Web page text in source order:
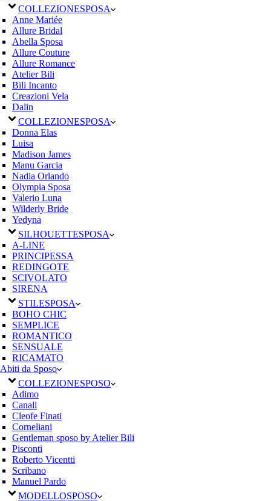
COLLEZIONESPOSA
Anne Mariée
Allure Bridal
Abella Sposa
Allure Couture
Allure Romance
Atelier Bili
Bili Incanto
Creazioni Vela
Dalin
COLLEZIONESPOSA
Donna Elas
Luisa
Madison James
Manu Garcia
Nadia Orlando
Olympia Sposa
Valerio Luna
Wilderly Bride
Yedyna
SILHOUETTESPOSA
A-LINE
PRINCIPESSA
REDINGOTE
SCIVOLATO
SIRENA
STILESPOSA
BOHO CHIC
SEMPLICE
ROMANTICO
SENSUALE
RICAMATO
Abiti da Sposo
COLLEZIONESPOSO
Adimo
Canali
Cleofe Finati
Corneliani
Gentleman sposo by Atelier Bili
Pisconti
Roberto Vicentti
Scribano
Manuel Pardo
MODELLOSPOSO